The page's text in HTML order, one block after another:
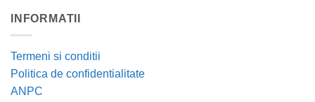
INFORMATII
Termeni si conditii
Politica de confidentialitate
ANPC